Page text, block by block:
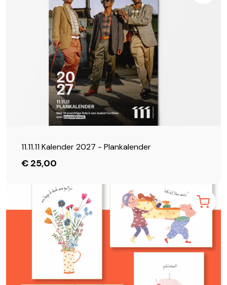
11.11.11 Kalender 2027 - Plankalender
€ 25,00